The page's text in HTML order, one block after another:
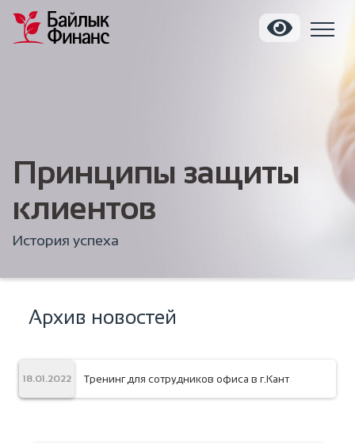
Принципы защиты
клиентов
История успеха
Архив новостей
18.01.2022 Тренинг для сотрудников офиса в г.Кант